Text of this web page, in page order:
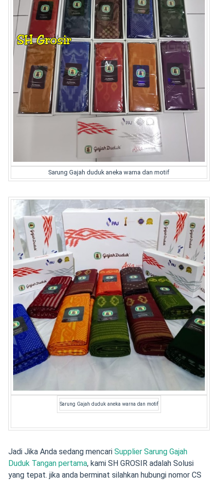
Sarung Gajah duduk aneka warna dan motif
Sarung Gajah duduk aneka warna dan motif
Jadi Jika Anda sedang mencari Supplier Sarung Gajah
Duduk Tangan pertama, kami SH GROSIR adalah Solusi
yang tepat. jika anda berminat silahkan hubungi nomor CS